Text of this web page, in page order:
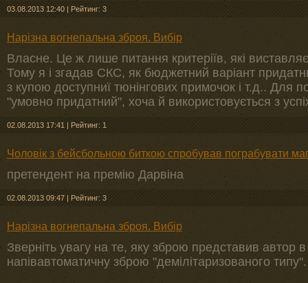
03.08.2013 12:40 | Рейтинг: 3
Нарізна вогнепальна зброя. Вибір
Власне. Це ж лише питання критеріїв, які
Тому я і згадав СКС, як бюджетний варіант
з купою доступниї тюнінгових примочок і т.д.. Для
"умовно придатний", хоча й використовується з
02.08.2013 17:41 | Рейтинг: 1
Чоловік з бейсбольною биткою спробував пограбувати
претендент на премію Дарвіна
02.08.2013 09:47 | Рейтинг: 3
Нарізна вогнепальна зброя. Вибір
Зверніть увагу на те, яку зброю представив автор
напівавтоматичну зброю "демілітаризованого типу".